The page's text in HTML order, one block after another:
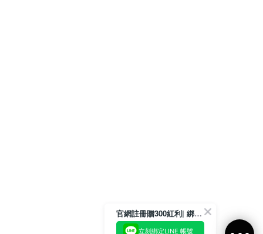
官網註冊贈300紅利| 綁定LINE再領取專屬優惠
立刻綁定LINE 帳號